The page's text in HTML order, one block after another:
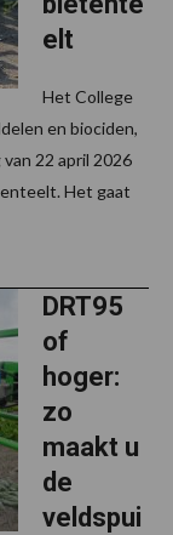
elt
Het College
en biociden,
22 april 2026
Het gaat
DRT95
of
hoger:
zo
maakt u
de
veldspui